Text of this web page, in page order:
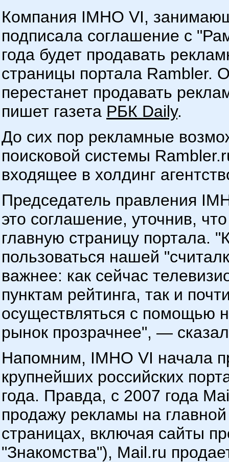
Компания IMHO VI,
подписала соглашение с
года будет продавать
страницы портала Rambler.
перестанет продавать
пишет газета РБК Daily.
До сих пор рекламные
поисковой системы
входящее в холдинг
Председатель правления
это соглашение, уточнив,
главную страницу портала.
пользоваться нашей
важнее: как сейчас
пунктам рейтинга, так и
осуществляться с помощью
рынок прозрачнее", —
Напомним, IMHO VI начала
крупнейших российских
года. Правда, с 2007 года
продажу рекламы на
страницах, включая сайты
"Знакомства"), Mail.ru